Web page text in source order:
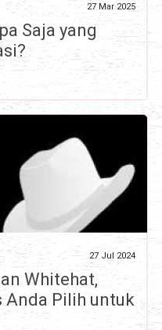
27 Mar 2025
Saja yang
27 Jul 2024
Whitehat,
Anda Pilih untuk